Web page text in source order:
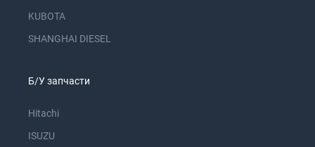
KUBOTA
SHANGHAI DIESEL
Б/У запчасти
Hitachi
ISUZU